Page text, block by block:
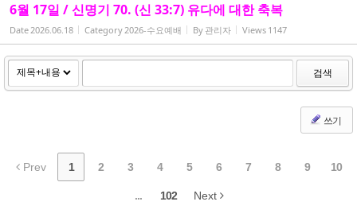
6월 17일 / 신명기 70. (신 33:7) 유다에 대한 축복
Date2026.06.18 Category2026-수요예배 By 관리자 Views 1147
검색
쓰기
Prev 1 2 3 4 5 6 7 8 9 10
... 102 Next